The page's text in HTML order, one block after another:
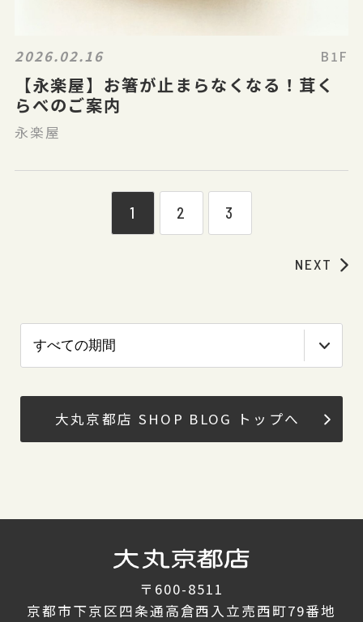
2026.02.16 B1F
【永楽屋】お箸が止まらなくなる！茸く
らべのご案内
永楽屋
1 2 3
NEXT
大丸京都店 SHOP BLOG トップへ
〒600-8511
京都市下京区四条通高倉西入立売西町79番地